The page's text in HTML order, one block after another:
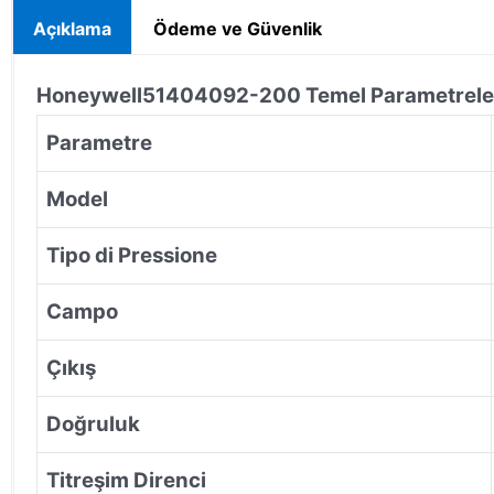
Açıklama Ödeme ve Güvenlik
Honeywell51404092-200 Temel
Parametre
Model
Tipo di Pressione
Campo
Çıkış
Doğruluk
Titreşim Direnci